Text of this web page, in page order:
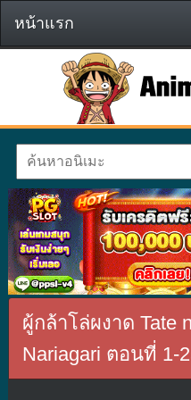
หน้าแรก
ผู้กล้าโล่ผงาด Tate
Nariagari ตอนที่ 1-